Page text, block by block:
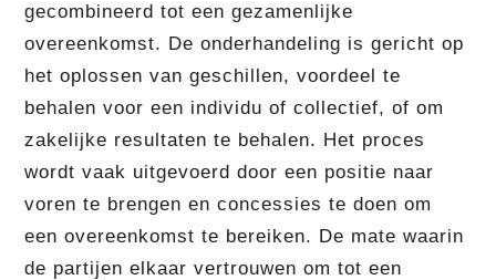
gecombineerd tot een gezamenlijke
overeenkomst. De onderhandeling is gericht op
het oplossen van geschillen, voordeel te
behalen voor een individu of collectief, of om
zakelijke resultaten te behalen. Het proces
wordt vaak uitgevoerd door een positie naar
voren te brengen en concessies te doen om
een overeenkomst te bereiken. De mate waarin
de partijen elkaar vertrouwen om tot een